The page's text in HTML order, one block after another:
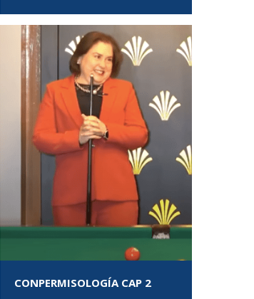
CONPERMISOLOGÍA CAP 2